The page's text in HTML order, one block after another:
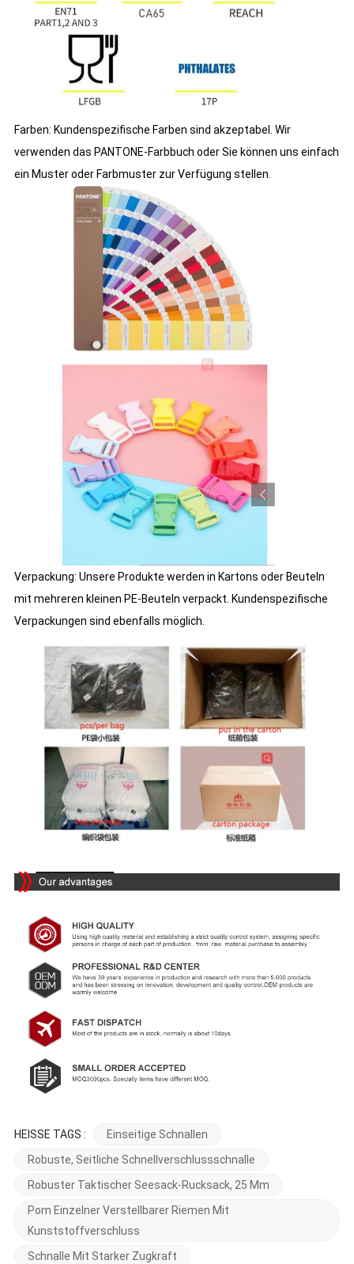
Farben: Kundenspezifische Farben sind akzeptabel. Wir
verwenden das PANTONE-Farbbuch oder Sie können uns einfach
ein Muster oder Farbmuster zur Verfügung stellen.
Verpackung: Unsere Produkte werden in Kartons oder Beuteln
mit mehreren kleinen PE-Beuteln verpackt. Kundenspezifische
Verpackungen sind ebenfalls möglich.
HEISSE TAGS :
Einseitige Schnallen
Robuste, Seitliche Schnellverschlussschnalle
Robuster Taktischer Seesack-Rucksack, 25 Mm
Pom Einzelner Verstellbarer Riemen Mit
Kunststoffverschluss
Schnalle Mit Starker Zugkraft